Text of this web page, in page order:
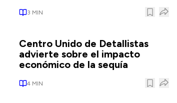
3 MIN
Centro Unido de Detallistas
advierte sobre el impacto
económico de la sequía
4 MIN